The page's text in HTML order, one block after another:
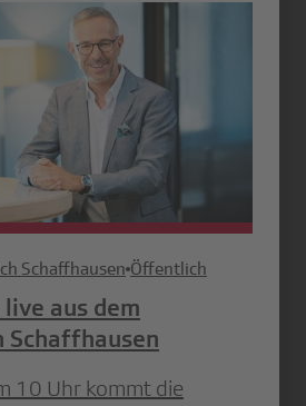
Schaffhausen Öffentlich
aus dem
Schaffhausen
10 Uhr kommt die